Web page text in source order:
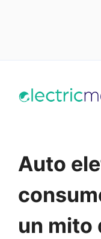
Auto
un mito